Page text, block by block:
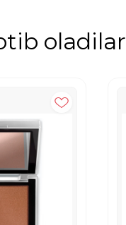
oladilar